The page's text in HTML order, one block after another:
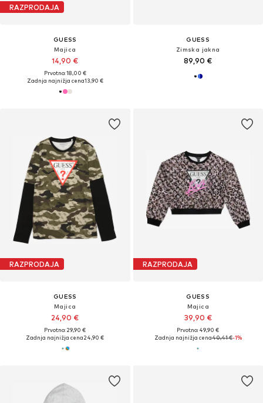
RAZPRODAJA
GUESS
Majica
14,90 €
Prvotno: 18,00 €
Zadnja najnižja cena13,90 €
GUESS
Zimska jakna
89,90 €
RAZPRODAJA
GUESS
Majica
24,90 €
Prvotno: 29,90 €
Zadnja najnižja cena24,90 €
RAZPRODAJA
GUESS
Majica
39,90 €
Prvotno: 49,90 €
Zadnja najnižja cena40,41 €-1%